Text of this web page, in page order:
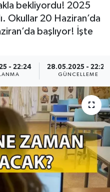
bekliyordu! 2025
Okullar 20 Haziran’da
başlıyor! İşte
- 22:24 28.05.2025 - 22:24
GÜNCELLEME